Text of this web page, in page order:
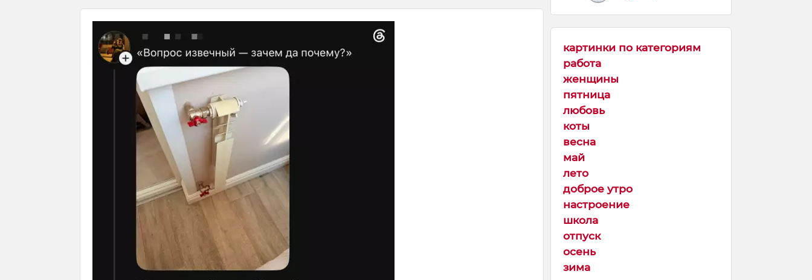
картинки по категориям
работа
женщины
пятница
любовь
коты
весна
май
лето
доброе утро
настроение
школа
отпуск
осень
зима